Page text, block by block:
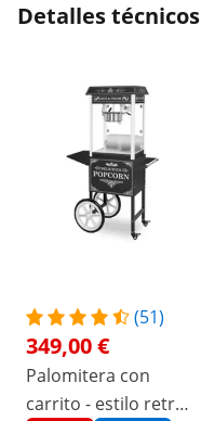
Detalles técnicos
(51)
349,00 €
Palomitera con
carrito - estilo retro -